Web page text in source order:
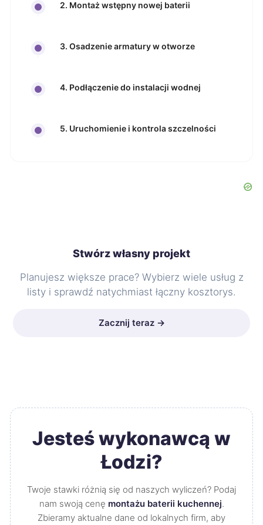
2. Montaż wstępny nowej baterii
3. Osadzenie armatury w otworze
4. Podłączenie do instalacji wodnej
5. Uruchomienie i kontrola szczelności
Stwórz własny projekt
Planujesz większe prace? Wybierz wiele usług z
listy i sprawdź natychmiast łączny kosztorys.
Zacznij teraz →
Jesteś wykonawcą w
Łodzi?
Twoje stawki różnią się od naszych wyliczeń? Podaj
nam swoją cenę montażu baterii kuchennej.
Zbieramy aktualne dane od lokalnych firm, aby